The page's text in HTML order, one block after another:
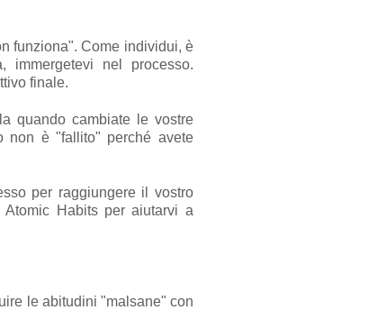
funziona". Come individui, è
immergetevi nel processo.
finale.
quando cambiate le vostre
non è "fallito" perché avete
per raggiungere il vostro
Habits per aiutarvi a
le abitudini "malsane" con